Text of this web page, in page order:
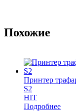
Похожие
Принтер
S2
HIT
Подробнее